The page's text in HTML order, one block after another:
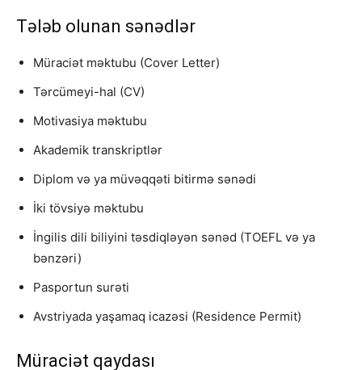
Tələb olunan sənədlər
Müraciət məktubu (Cover Letter)
Tərcümeyi-hal (CV)
Motivasiya məktubu
Akademik transkriptlər
Diplom və ya müvəqqəti bitirmə sənədi
İki tövsiyə məktubu
İngilis dili biliyini təsdiqləyən sənəd (TOEFL və ya
bənzəri)
Pasportun surəti
Avstriyada yaşamaq icazəsi (Residence Permit)
Müraciət qaydası